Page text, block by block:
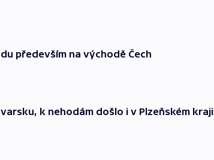
především na východě Čech
k nehodám došlo i v Plzeňském kraji